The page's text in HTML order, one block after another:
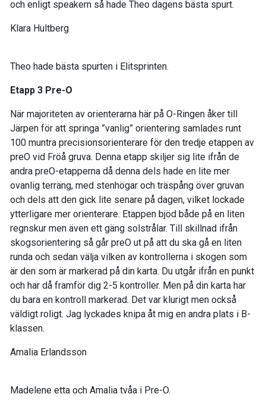
och enligt speakern så hade Theo dagens bästa spurt.
Klara Hultberg
Theo hade bästa spurten i Elitsprinten.
Etapp 3 Pre-O
När majoriteten av orienterarna här på O-Ringen åker till
Järpen för att springa ”vanlig” orientering samlades runt
100 muntra precisionsorienterare för den tredje etappen av
preO vid Fröå gruva. Denna etapp skiljer sig lite ifrån de
andra preO-etapperna då denna dels hade en lite mer
ovanlig terräng, med stenhögar och träspång över gruvan
och dels att den gick lite senare på dagen, vilket lockade
ytterligare mer orienterare. Etappen bjöd både på en liten
regnskur men även ett gäng solstrålar. Till skillnad ifrån
skogsorientering så går preO ut på att du ska gå en liten
runda och sedan välja vilken av kontrollerna i skogen som
är den som är markerad på din karta. Du utgår ifrån en punkt
och har då framför dig 2-5 kontroller. Men på din karta har
du bara en kontroll markerad. Det var klurigt men också
väldigt roligt. Jag lyckades knipa åt mig en andra plats i B-
klassen.
Amalia Erlandsson
Madelene etta och Amalia tvåa i Pre-O.